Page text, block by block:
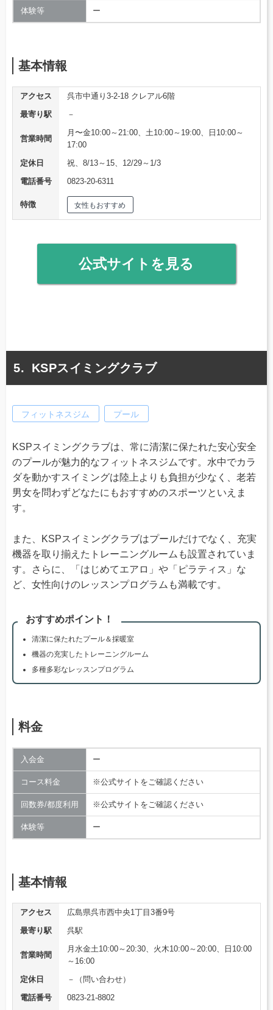
体験等 ー
基本情報
アクセス
呉市中通り3-2-18 クレアル6階
最寄り駅
－
営業時間
月〜金10:00～21:00、土10:00～19:00、日10:00～
17:00
定休日
祝、8/13～15、12/29～1/3
電話番号
0823-20-6311
特徴 女性もおすすめ
公式サイトを見る
KSPスイミングクラブ
フィットネスジム プール
KSPスイミングクラブは、常に清潔に保たれた安心安全
のプールが魅力的なフィットネスジムです。水中でカラ
ダを動かすスイミングは陸上よりも負担が少なく、老若
男女を問わずどなたにもおすすめのスポーツといえま
す。
また、KSPスイミングクラブはプールだけでなく、充実
機器を取り揃えたトレーニングルームも設置されていま
す。さらに、「はじめてエアロ」や「ピラティス」な
ど、女性向けのレッスンプログラムも満載です。
おすすめポイント！
清潔に保たれたプール＆採暖室
機器の充実したトレーニングルーム
多種多彩なレッスンプログラム
料金
入会金 ー
コース料金 ※公式サイトをご確認ください
回数券/都度利用 ※公式サイトをご確認ください
体験等 ー
基本情報
アクセス
広島県呉市西中央1丁目3番9号
最寄り駅
呉駅
営業時間
月水金土10:00～20:30、火木10:00～20:00、日10:00
～16:00
定休日
－（問い合わせ）
電話番号
0823-21-8802